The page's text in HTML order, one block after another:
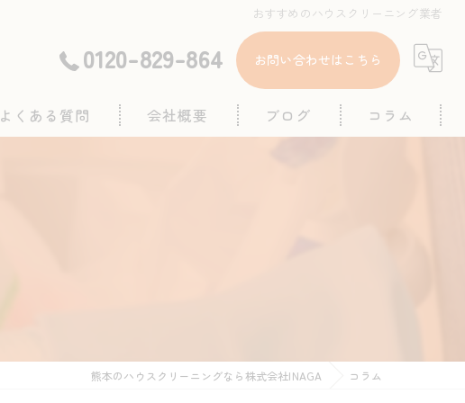
おすすめのハウスクリーニング業者
0120-829-864 お問い合わせはこちら
よくある質問 会社概要 ブログ コラム
熊本のハウスクリーニングなら株式会社INAGA コラム